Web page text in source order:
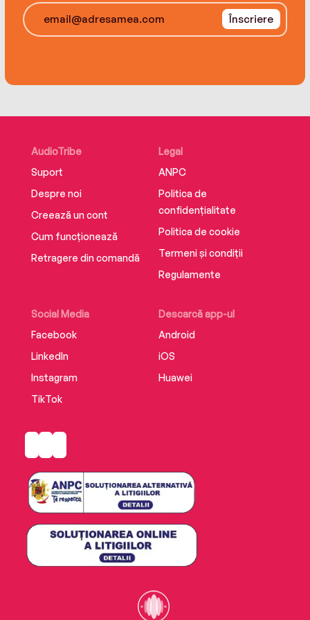
Înscriere
AudioTribe
Suport
Despre noi
Creează un cont
Cum funcționează
Retragere din comandă
Social Media
Facebook
LinkedIn
Instagram
TikTok
Descarcă app-ul
Android
iOS
Huawei
Legal
ANPC
Politica de
confidențialitate
Politica de cookie
Termeni și condiții
Regulamente